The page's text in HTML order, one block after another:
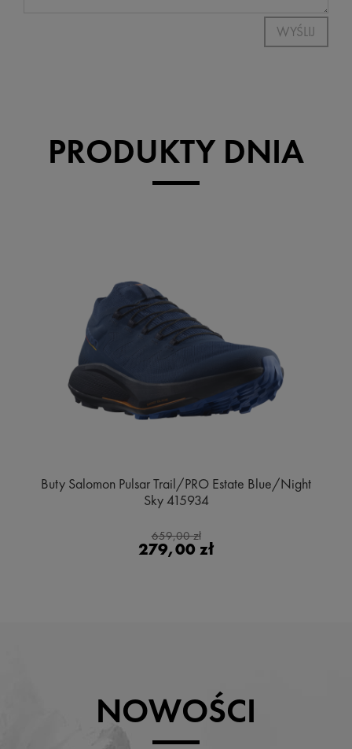
WYŚLIJ
PRODUKTY DNIA
Buty Salomon Pulsar Trail/PRO Estate Blue/Night
Sky 415934
659,00 zł
279,00 zł
NOWOŚCI